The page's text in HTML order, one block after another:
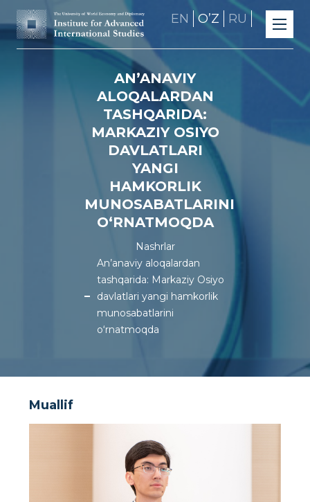
EN OʼZ RU
AN’ANAVIY
ALOQALARDAN
TASHQARIDA:
MARKAZIY OSIYO
DAVLATLARI
YANGI
HAMKORLIK
MUNOSABATLARINI
O‘RNATMOQDA
Nashrlar
An’anaviy aloqalardan
tashqarida: Markaziy Osiyo
davlatlari yangi hamkorlik
munosabatlarini
o‘rnatmoqda
Muallif